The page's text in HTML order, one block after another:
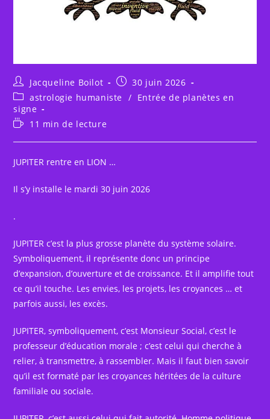
Auteur/autrice
de
la
publication :
Jacqueline Boilot
Publication
publiée :
30 juin 2026
Post
category:
astrologie humaniste / Entrée de planètes en
signe
Temps
lecture :
11 min de lecture
JUPITER rentre en LION …
Il s’y installe le mardi 30 juin 2026
.
JUPITER c’est la plus grosse planète du système solaire.
Symboliquement, il représente donc un principe
d’expansion, d’ouverture et de croissance. Et il amplifie tout
ce qu’il touche. Les envies, les projets, les croyances … et
parfois aussi, les excès.
JUPITER, symboliquement, c’est Monsieur Social, c’est le
professeur d’éducation morale ; c’est celui qui cherche à
relier, à transmettre, à rassembler. Mais il faut bien savoir
qu’il est formaté par les croyances héritées de la culture
familiale ou sociale.